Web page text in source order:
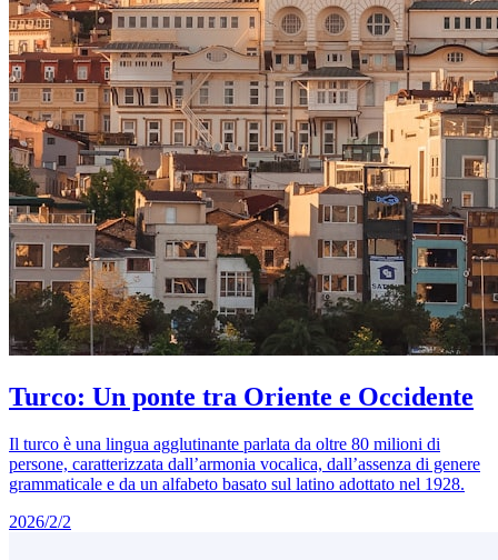
Turco: Un ponte tra Oriente e Occidente
Il turco è una lingua agglutinante parlata da oltre 80 milioni di
persone, caratterizzata dall’armonia vocalica, dall’assenza di genere
grammaticale e da un alfabeto basato sul latino adottato nel 1928.
2026/2/2